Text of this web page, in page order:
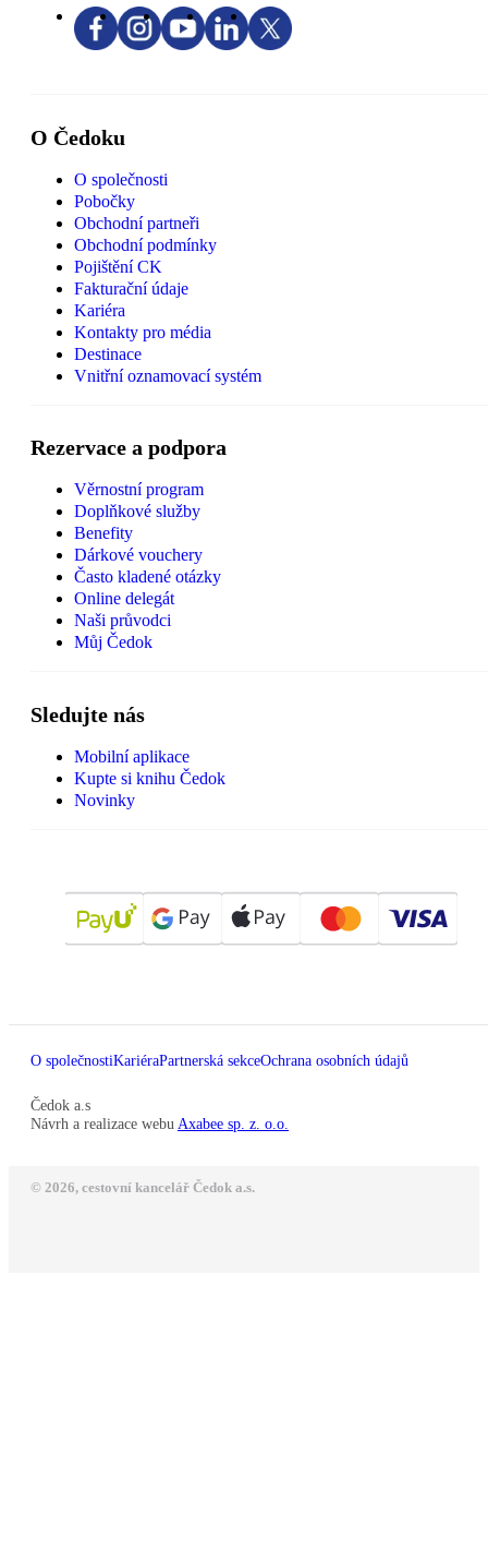
O Čedoku
O společnosti
Pobočky
Obchodní partneři
Obchodní podmínky
Pojištění CK
Fakturační údaje
Kariéra
Kontakty pro média
Destinace
Vnitřní oznamovací systém
Rezervace a podpora
Věrnostní program
Doplňkové služby
Benefity
Dárkové vouchery
Často kladené otázky
Online delegát
Naši průvodci
Můj Čedok
Sledujte nás
Mobilní aplikace
Kupte si knihu Čedok
Novinky
O společnostiKariéraPartnerská sekceOchrana osobních údajů
Čedok a.s
Návrh a realizace webu Axabee sp. z. o.o.
© 2026, cestovní kancelář Čedok a.s.